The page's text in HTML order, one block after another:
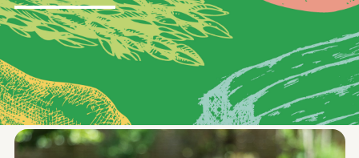
体験
特集記事
レシピ集